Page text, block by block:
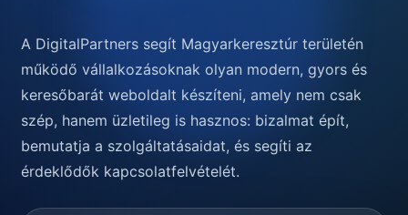
A DigitalPartners segít Magyarkeresztúr területén
működő vállalkozásoknak olyan modern, gyors és
keresőbarát weboldalt készíteni, amely nem csak
szép, hanem üzletileg is hasznos: bizalmat épít,
bemutatja a szolgáltatásaidat, és segíti az
érdeklődők kapcsolatfelvételét.